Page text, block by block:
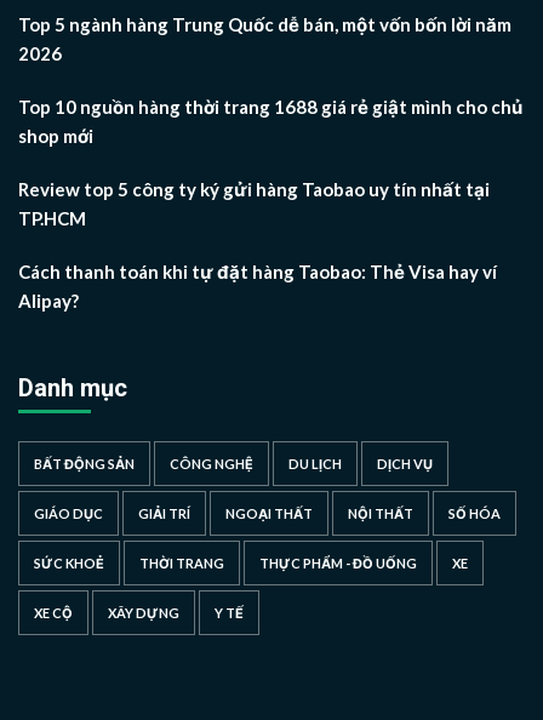
Top 5 ngành hàng Trung Quốc dễ bán, một vốn bốn lời năm
2026
Top 10 nguồn hàng thời trang 1688 giá rẻ giật mình cho chủ
shop mới
Review top 5 công ty ký gửi hàng Taobao uy tín nhất tại
TP.HCM
Cách thanh toán khi tự đặt hàng Taobao: Thẻ Visa hay ví
Alipay?
Danh mục
BẤT ĐỘNG SẢN CÔNG NGHỆ DU LỊCH DỊCH VỤ
GIÁO DỤC GIẢI TRÍ NGOẠI THẤT NỘI THẤT SỐ HÓA
SỨC KHOẺ THỜI TRANG THỰC PHẨM - ĐỒ UỐNG XE
XE CỘ XÂY DỰNG Y TẾ